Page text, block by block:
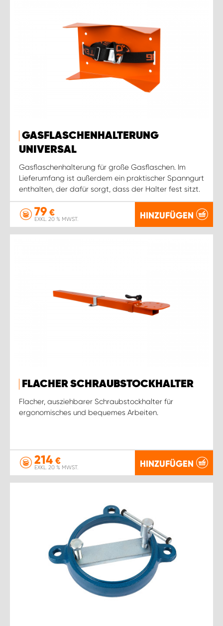
GASFLASCHENHALTERUNG
UNIVERSAL
Gasflaschenhalterung für große Gasflaschen. Im
Lieferumfang ist außerdem ein praktischer Spanngurt
enthalten, der dafür sorgt, dass der Halter fest sitzt.
79 €
EXKL. 20 % MWST. HINZUFÜGEN
FLACHER SCHRAUBSTOCKHALTER
Flacher, ausziehbarer Schraubstockhalter für
ergonomisches und bequemes Arbeiten.
214 €
EXKL. 20 % MWST. HINZUFÜGEN